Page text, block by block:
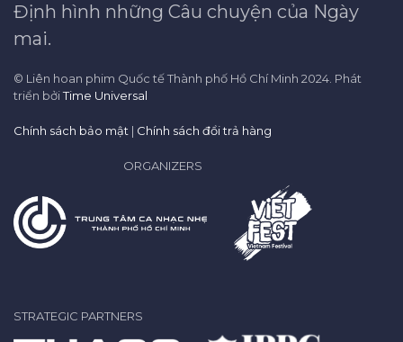
Định hình những Câu chuyện của Ngày
mai.
© Liên hoan phim Quốc tế Thành phố Hồ Chí Minh 2024. Phát
triển bởiTime Universal
Chính sách bảo mật | Chính sách đổi trả hàng
ORGANIZERS
STRATEGIC PARTNERS